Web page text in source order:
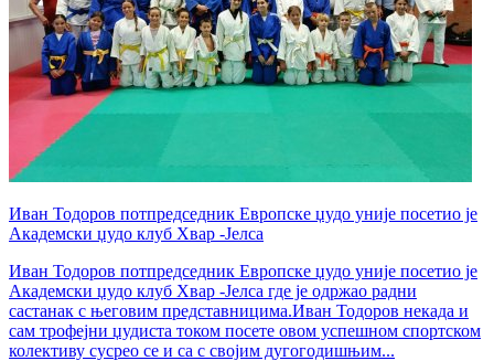
Иван Тодоров потпредседник Европске џудо уније посетио је
Академски џудо клуб Хвар -Јелса
Иван Тодоров потпредседник Европске џудо уније посетио је
Академски џудо клуб Хвар -Јелса где је одржао радни
састанак с његовим представницима.Иван Тодоров некада и
сам трофејни џудиста током посете овом успешном спортском
колективу сусрео се и са с својим дугогодишњим...